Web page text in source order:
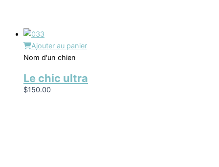
Ajouter au panier
Nom d'un chien
Le chic ultra
$150.00